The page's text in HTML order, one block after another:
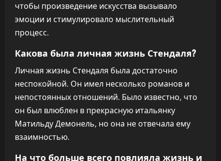
чтобы произведение искусства вызывало
эмоции и стимулировало мыслительный
процесс.
Какова была личная жизнь Стендаля?
Личная жизнь Стендаля была достаточно
неспокойной. Он имел несколько романов и
непостоянных отношений. Было известно, что
он был влюблен в прекрасную итальянку
Матильду Демонель, но она не отвечала ему
взаимностью.
На что больше всего повлияла жизнь и